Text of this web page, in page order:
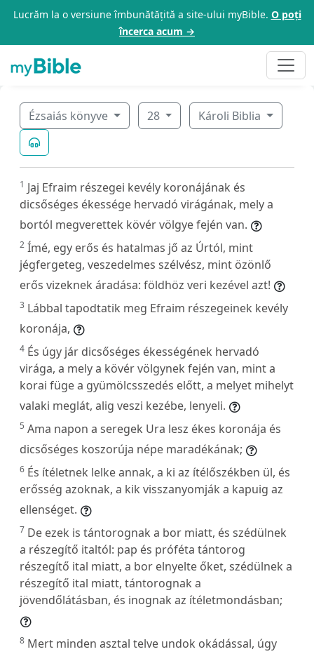
Lucrăm la o versiune îmbunătățită a site-ului myBible. O poți
încerca acum →
Ézsaiás könyve 28 Károli Biblia
1 Jaj Efraim részegei kevély koronájának és
dicsőséges ékessége hervadó virágának, mely a
bortól megverettek kövér völgye fején van.
2 Ímé, egy erős és hatalmas jő az Úrtól, mint
jégfergeteg, veszedelmes szélvész, mint özönlő
erős vizeknek áradása: földhöz veri kezével azt!
3 Lábbal tapodtatik meg Efraim részegeinek kevély
koronája,
4 És úgy jár dicsőséges ékességének hervadó
virága, a mely a kövér völgynek fején van, mint a
korai füge a gyümölcsszedés előtt, a melyet mihelyt
valaki meglát, alig veszi kezébe, lenyeli.
5 Ama napon a seregek Ura lesz ékes koronája és
dicsőséges koszorúja népe maradékának;
6 És ítéletnek lelke annak, a ki az ítélőszékben ül, és
erősség azoknak, a kik visszanyomják a kapuig az
ellenséget.
7 De ezek is tántorognak a bor miatt, és szédülnek
a részegítő italtól: pap és próféta tántorog
részegítő ital miatt, a bor elnyelte őket, szédülnek a
részegítő ital miatt, tántorognak a
jövendőlátásban, és inognak az ítéletmondásban;
8 Mert minden asztal telve undok okádással, úgy